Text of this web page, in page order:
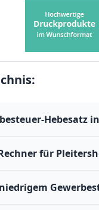
Hebesatz
für